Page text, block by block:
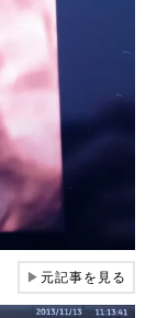
▶元記事を見る